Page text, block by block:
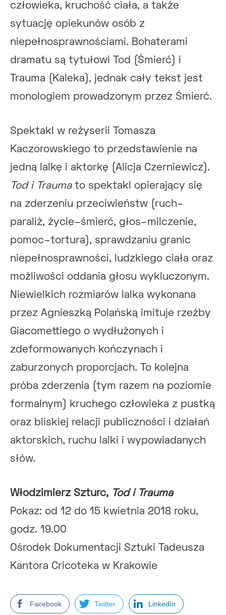
człowieka, kruchość ciała, a także
sytuację opiekunów osób z
niepełnosprawnościami. Bohaterami
dramatu są tytułowi Tod (Śmierć) i
Trauma (Kaleka), jednak cały tekst jest
monologiem prowadzonym przez Śmierć.
Spektakl w reżyserii Tomasza
Kaczorowskiego to przedstawienie na
jedną lalkę i aktorkę (Alicja Czerniewicz).
Tod i Traumato spektakl opierający się
na zderzeniu przeciwieństw (ruch–
paraliż, życie–śmierć, głos–milczenie,
pomoc–tortura), sprawdzaniu granic
niepełnosprawności, ludzkiego ciała oraz
możliwości oddania głosu wykluczonym.
Niewielkich rozmiarów lalka wykonana
przez Agnieszką Polańską imituje rzeźby
Giacomettiego o wydłużonych i
zdeformowanych kończynach i
zaburzonych proporcjach. To kolejna
próba zderzenia (tym razem na poziomie
formalnym) kruchego człowieka z pustką
oraz bliskiej relacji publiczności i działań
aktorskich, ruchu lalki i wypowiadanych
słów.
Włodzimierz Szturc, Tod i Trauma
Pokaz: od 12 do 15 kwietnia 2018 roku,
godz. 19.00
Ośrodek Dokumentacji Sztuki Tadeusza
Kantora Cricoteka w Krakowie
Facebook Twitter LinkedIn